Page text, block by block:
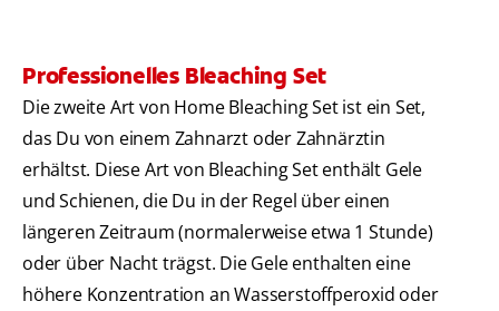
Professionelles Bleaching Set
Die zweite Art von Home Bleaching Set ist ein Set,
das Du von einem Zahnarzt oder Zahnärztin
erhältst. Diese Art von Bleaching Set enthält Gele
und Schienen, die Du in der Regel über einen
längeren Zeitraum (normalerweise etwa 1 Stunde)
oder über Nacht trägst. Die Gele enthalten eine
höhere Konzentration an Wasserstoffperoxid oder